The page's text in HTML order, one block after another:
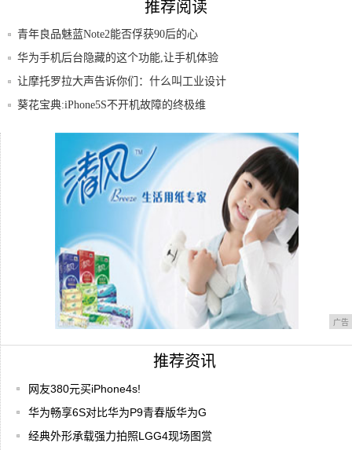
推荐阅读
青年良品魅蓝Note2能否俘获90后的心
华为手机后台隐藏的这个功能,让手机体验
更好
让摩托罗拉大声告诉你们：什么叫工业设计
葵花宝典:iPhone5S不开机故障的终极维
华为荣耀v8现在过时了吗?
广告
推荐资讯
网友380元买iPhone4s!
华为畅享6S对比华为P9青春版华为G
经典外形承载强力拍照LGG4现场图赏